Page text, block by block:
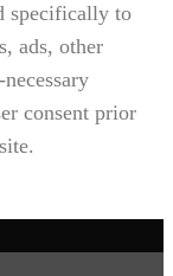
specifically to
ads, other
consent prior